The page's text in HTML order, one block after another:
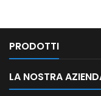
PRODOTTI
LA NOSTRA